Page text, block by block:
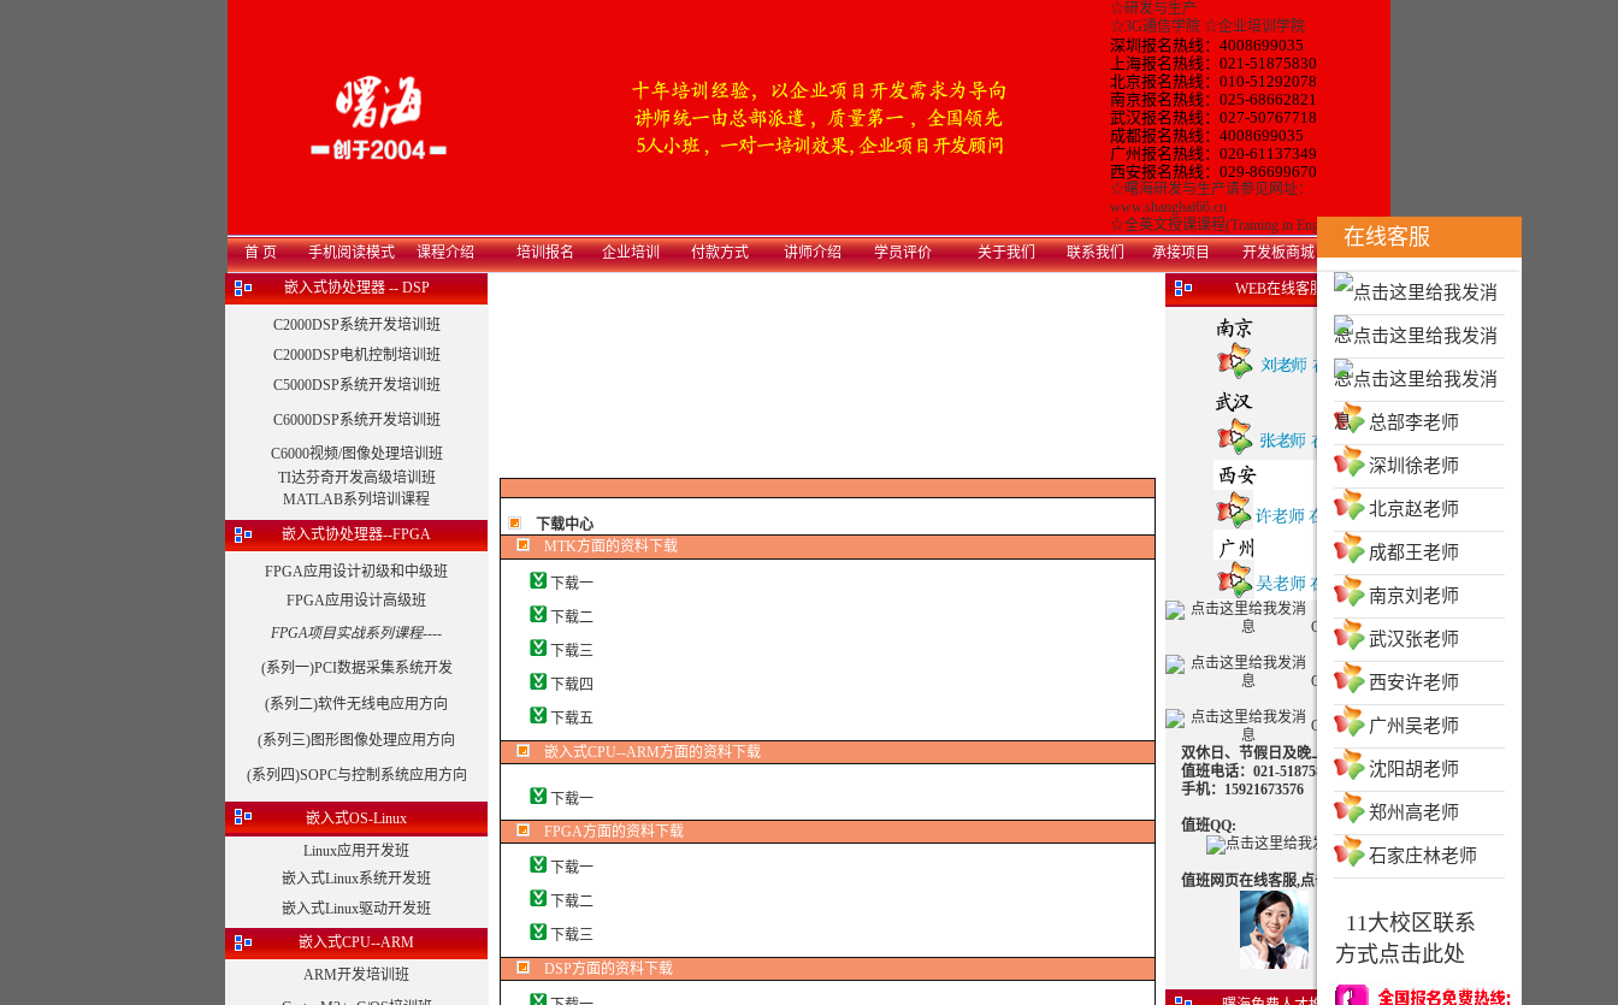
☆研发与生产
☆3G通信学院 ☆企业培训学院
深圳报名热线：4008699035
上海报名热线：021-51875830
北京报名热线：010-51292078
南京报名热线：025-68662821
武汉报名热线：027-50767718
成都报名热线：4008699035
广州报名热线： 020-61137349
西安报名热线： 029-86699670
☆曙海研发与生产请参见网址：
www.shanghai66.cn
☆全英文授课课程(Training in English)
首 页
手机阅读模式 课程介绍 培训报名 企业培训 付款方式 讲师介绍 学员评价 关于我们 联系我们 承接项目 开发板商城
嵌入式协处理器 -- DSP
C2000DSP系统开发培训班
C2000DSP电机控制培训班
C5000DSP系统开发培训班
C6000DSP系统开发培训班
C6000视频/图像处理培训班
TI达芬奇开发高级培训班
MATLAB系列培训课程
嵌入式协处理器--FPGA
FPGA应用设计初级和中级班
FPGA应用设计高级班
FPGA项目实战系列课程----
(系列一)PCI数据采集系统开发
(系列二)软件无线电应用方向
(系列三)图形图像处理应用方向
(系列四)SOPC与控制系统应用方向
嵌入式OS-Linux
Linux应用开发班
嵌入式Linux系统开发班
嵌入式Linux驱动开发班
嵌入式CPU--ARM
ARM开发培训班
WEB在线客服
QQ客服一
QQ客服二
QQ客服三
双休日、节假日及晚上可致电
值班电话：021-51875830 值班
手机：15921673576
值班QQ:
值班网页在线客服,点击交谈：
下载中心
MTK方面的资料下载
下载一
下载二
下载三
下载四
下载五
嵌入式CPU--ARM方面的资料下载
下载一
FPGA方面的资料下载
下载一
下载二
下载三
DSP方面的资料下载
在线客服
总部李老师
深圳徐老师
北京赵老师
成都王老师
南京刘老师
武汉张老师
西安许老师
广州吴老师
沈阳胡老师
郑州高老师
石家庄林老师
11大校区联系
方式点击此处